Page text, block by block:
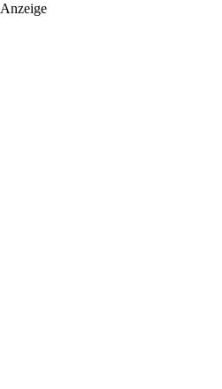
Anzeige